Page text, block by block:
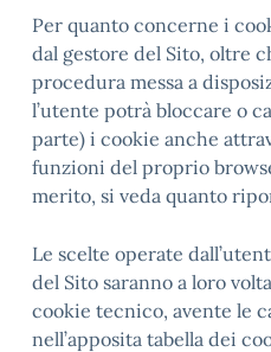
Per quanto concerne i
dal gestore del Sito, oltre
procedura messa a
l’utente potrà bloccare o
parte) i cookie anche
funzioni del proprio
merito, si veda quanto
Le scelte operate
del Sito saranno a loro
cookie tecnico, avente le
nell’apposita tabella dei